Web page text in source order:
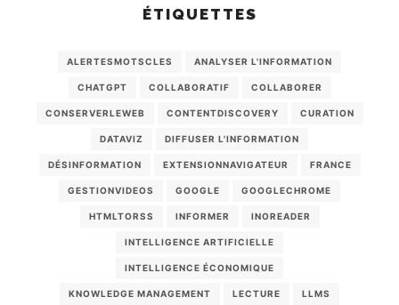
ÉTIQUETTES
ALERTESMOTSCLES ANALYSER L'INFORMATION
CHATGPT COLLABORATIF COLLABORER
CONSERVERLEWEB CONTENTDISCOVERY CURATION
DATAVIZ DIFFUSER L'INFORMATION
DÉSINFORMATION EXTENSIONNAVIGATEUR FRANCE
GESTIONVIDEOS GOOGLE GOOGLECHROME
HTMLTORSS INFORMER INOREADER
INTELLIGENCE ARTIFICIELLE
INTELLIGENCE ÉCONOMIQUE
KNOWLEDGE MANAGEMENT LECTURE LLMS